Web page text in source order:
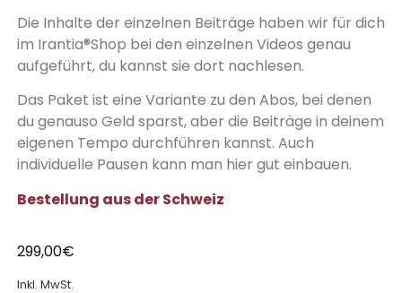
Die Inhalte der einzelnen Beiträge haben wir für dich
im Irantia®Shop bei den einzelnen Videos genau
aufgeführt, du kannst sie dort nachlesen.
Das Paket ist eine Variante zu den Abos, bei denen
du genauso Geld sparst, aber die Beiträge in deinem
eigenen Tempo durchführen kannst. Auch
individuelle Pausen kann man hier gut einbauen.
Bestellung aus der Schweiz
299,00€
Inkl. MwSt.